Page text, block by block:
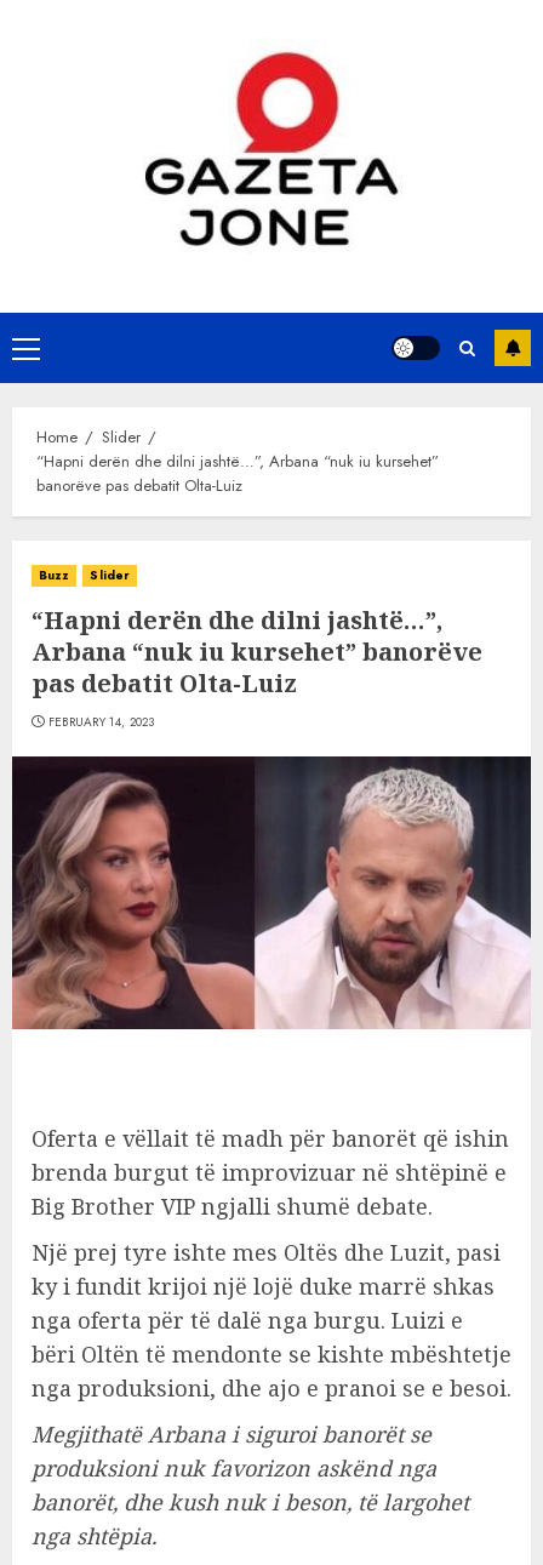
Primary
Menu
Home
Slider
“Hapni derën dhe dilni jashtë…”, Arbana “nuk iu kursehet”
banorëve pas debatit Olta-Luiz
Buzz Slider
“Hapni derën dhe dilni jashtë…”,
Arbana “nuk iu kursehet” banorëve
pas debatit Olta-Luiz
FEBRUARY 14, 2023
Oferta e vëllait të madh për banorët që ishin
brenda burgut të improvizuar në shtëpinë e
Big Brother VIP ngjalli shumë debate.
Një prej tyre ishte mes Oltës dhe Luzit, pasi
ky i fundit krijoi një lojë duke marrë shkas
nga oferta për të dalë nga burgu. Luizi e
bëri Oltën të mendonte se kishte mbështetje
nga produksioni, dhe ajo e pranoi se e besoi.
Megjithatë Arbana i siguroi banorët se
produksioni nuk favorizon askënd nga
banorët, dhe kush nuk i beson, të largohet
nga shtëpia.